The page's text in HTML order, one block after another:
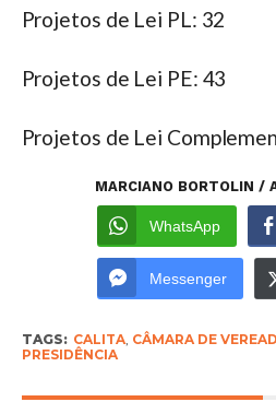
Projetos de Lei PL: 32
Projetos de Lei PE: 43
Projetos de Lei
MARCIANO BORTOLIN /
WhatsApp
Messenger
TAGS: CALITA, CÂMARA DE
PRESIDÊNCIA